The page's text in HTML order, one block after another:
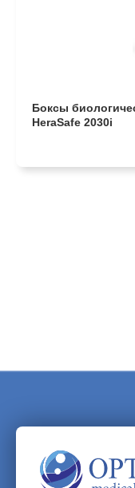
Боксы
HeraSafe 2030i